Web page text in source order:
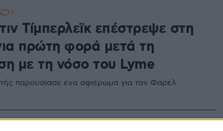
Τίμπερλεϊκ επέστρεψε στη
πρώτη φορά μετά τη
με τη νόσο του Lyme
παρουσίασε ένα αφιέρωμα για τον Φάρελ
1